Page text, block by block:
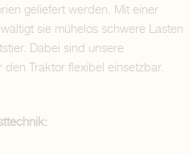
geliefert werden. Mit einer
sie mühelos schwere Lasten
Dabei sind unsere
Traktor flexibel einsetzbar.